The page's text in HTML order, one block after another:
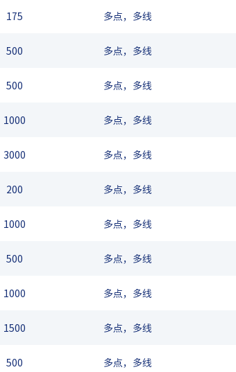
175 多点，多线
500 多点，多线
500 多点，多线
1000 多点，多线
3000 多点，多线
200 多点，多线
1000 多点，多线
500 多点，多线
1000 多点，多线
1500 多点，多线
500 多点，多线